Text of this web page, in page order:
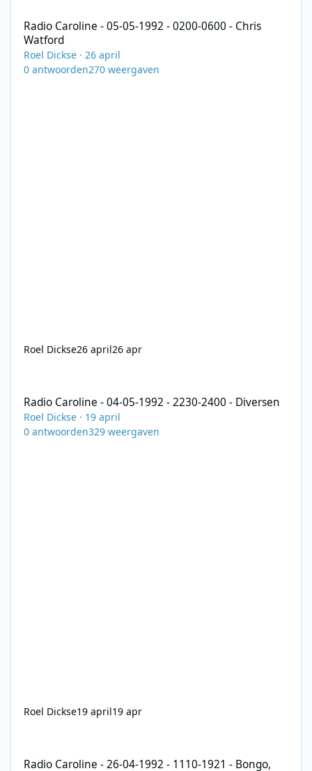
Radio Caroline - 05-05-1992 - 0200-0600 - Chris
Watford
Roel Dickse ·26 april
0 antwoorden270 weergaven
Roel Dickse26 april26 apr
Radio Caroline - 04-05-1992 - 2230-2400 - Diversen
Roel Dickse · 19 april
0 antwoorden329 weergaven
Roel Dickse19 april19 apr
Radio Caroline - 26-04-1992 - 1110-1921 - Bongo,